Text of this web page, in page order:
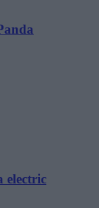
electric